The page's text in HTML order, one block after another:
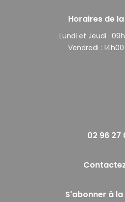
Horaires de
Lundi et Jeudi :
Vendredi :
02 96 27
S'abonner à